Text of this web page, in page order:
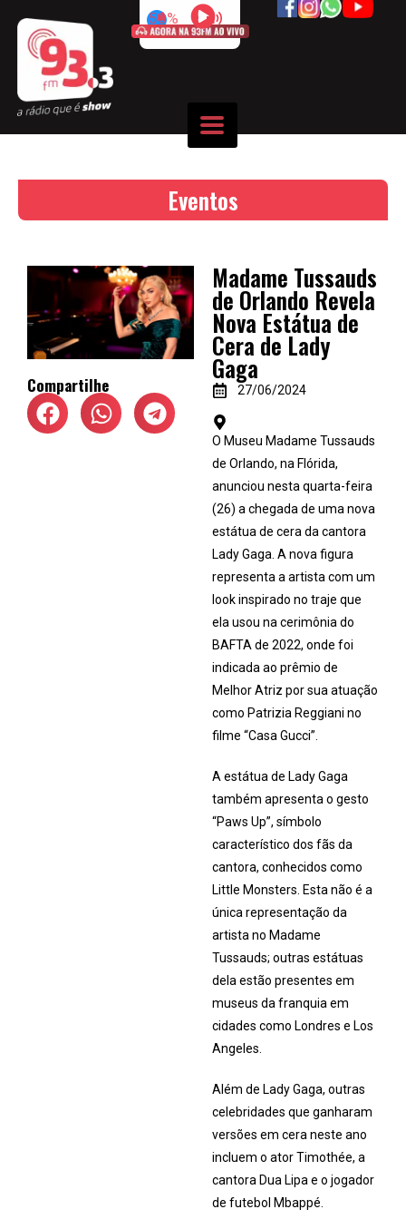
50%
Eventos
Compartilhe
Madame Tussauds
de Orlando Revela
Nova Estátua de
Cera de Lady
Gaga
27/06/2024
O Museu Madame Tussauds
de Orlando, na Flórida,
anunciou nesta quarta-feira
(26) a chegada de uma nova
estátua de cera da cantora
Lady Gaga. A nova figura
representa a artista com um
look inspirado no traje que
ela usou na cerimônia do
BAFTA de 2022, onde foi
indicada ao prêmio de
Melhor Atriz por sua atuação
como Patrizia Reggiani no
filme “Casa Gucci”.
A estátua de Lady Gaga
também apresenta o gesto
“Paws Up”, símbolo
característico dos fãs da
cantora, conhecidos como
Little Monsters. Esta não é a
única representação da
artista no Madame
Tussauds; outras estátuas
dela estão presentes em
museus da franquia em
cidades como Londres e Los
Angeles.
Além de Lady Gaga, outras
celebridades que ganharam
versões em cera neste ano
incluem o ator Timothée, a
cantora Dua Lipa e o jogador
de futebol Mbappé.